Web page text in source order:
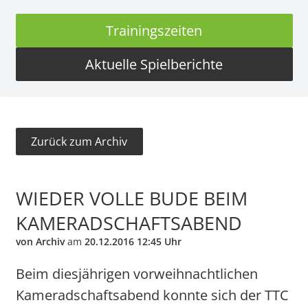
Trainingszeiten
Aktuelle Spielberichte
Zurück zum Archiv
WIEDER VOLLE BUDE BEIM
KAMERADSCHAFTSABEND
von Archivam 20.12.2016 12:45 Uhr
Beim diesjährigen vorweihnachtlichen
Kameradschaftsabend konnte sich der TTC